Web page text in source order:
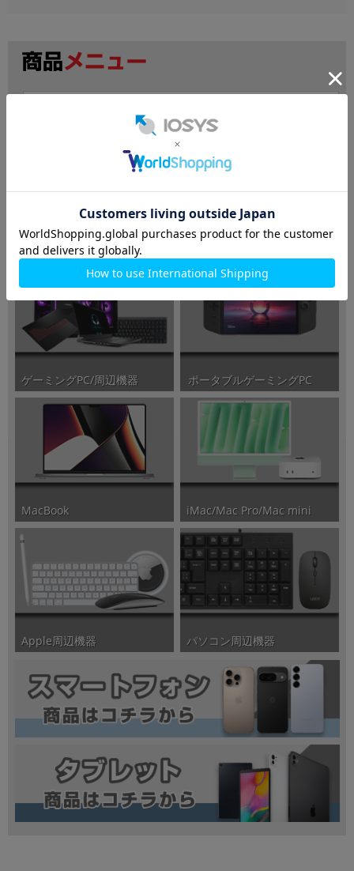
ノートパソコン
ゲーミングPC/周辺機器 ポータブルゲーミングPC
MacBook iMac/Mac Pro/Mac mini
Apple周辺機器 パソコン周辺機器